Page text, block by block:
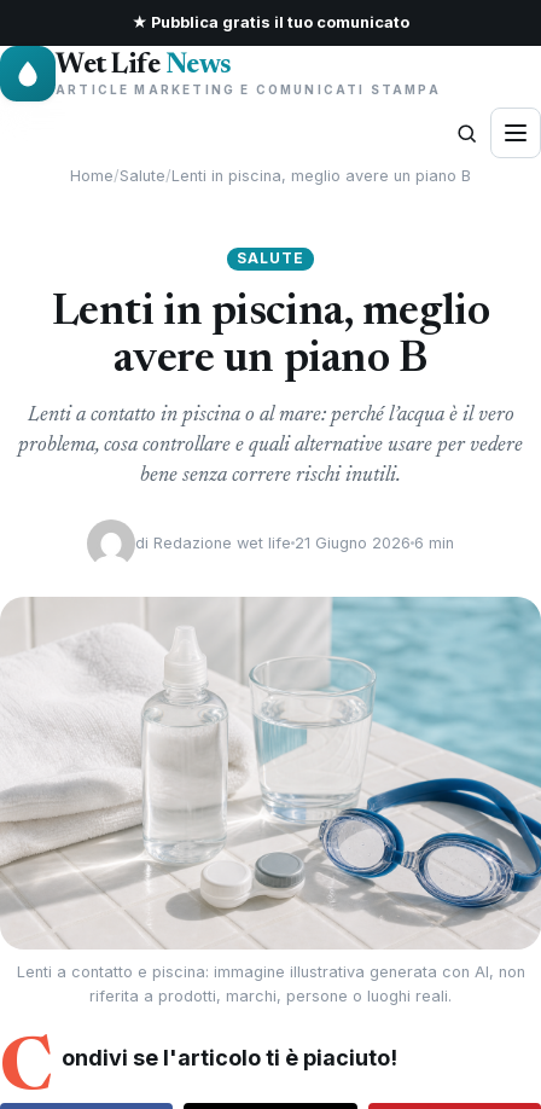
★ Pubblica gratis il tuo comunicato
Wet Life News
ARTICLE MARKETING E COMUNICATI STAMPA
Home/Salute/Lenti in piscina, meglio avere un piano B
SALUTE
Lenti in piscina, meglio
avere un piano B
Lenti a contatto in piscina o al mare: perché l’acqua è il vero
problema, cosa controllare e quali alternative usare per vedere
bene senza correre rischi inutili.
di Redazione wet life 21 Giugno 2026 6 min
Lenti a contatto e piscina: immagine illustrativa generata con AI, non
riferita a prodotti, marchi, persone o luoghi reali.
C ondivi se l'articolo ti è piaciuto!